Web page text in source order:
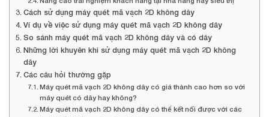
Cách sử dụng máy quét mã vạch 2D không dây
Ví dụ về việc sử dụng máy quét mã vạch 2D không dây
So sánh máy quét mã vạch 2D không dây và có dây
Những lời khuyên khi sử dụng máy quét mã vạch 2D không
dây
Các câu hỏi thường gặp
Máy quét mã vạch 2D không dây có giá thành cao hơn so với
máy quét có dây hay không?
Máy quét mã vạch 2D không dây có thể kết nối được với các